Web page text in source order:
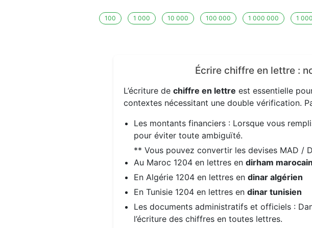
100 1 000 10 000 100 000 1 000 000 1
Écrire chiffre en lettre :
L’écriture de chiffre en lettre est essentielle
contextes nécessitant une double vérification.
Les montants financiers : Lorsque vous
pour éviter toute ambiguïté.
** Vous pouvez convertir les devises MAD /
Au Maroc 1204 en lettres en dirham marocain
En Algérie 1204 en lettres en dinar algérien
En Tunisie 1204 en lettres en dinar tunisien
Les documents administratifs et officiels :
l’écriture des chiffres en toutes lettres.